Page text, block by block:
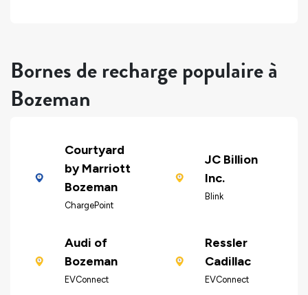
Bornes de recharge populaire à
Bozeman
Courtyard
by Marriott
Bozeman
ChargePoint
JC Billion
Inc.
Blink
Audi of
Bozeman
EVConnect
Ressler
Cadillac
EVConnect